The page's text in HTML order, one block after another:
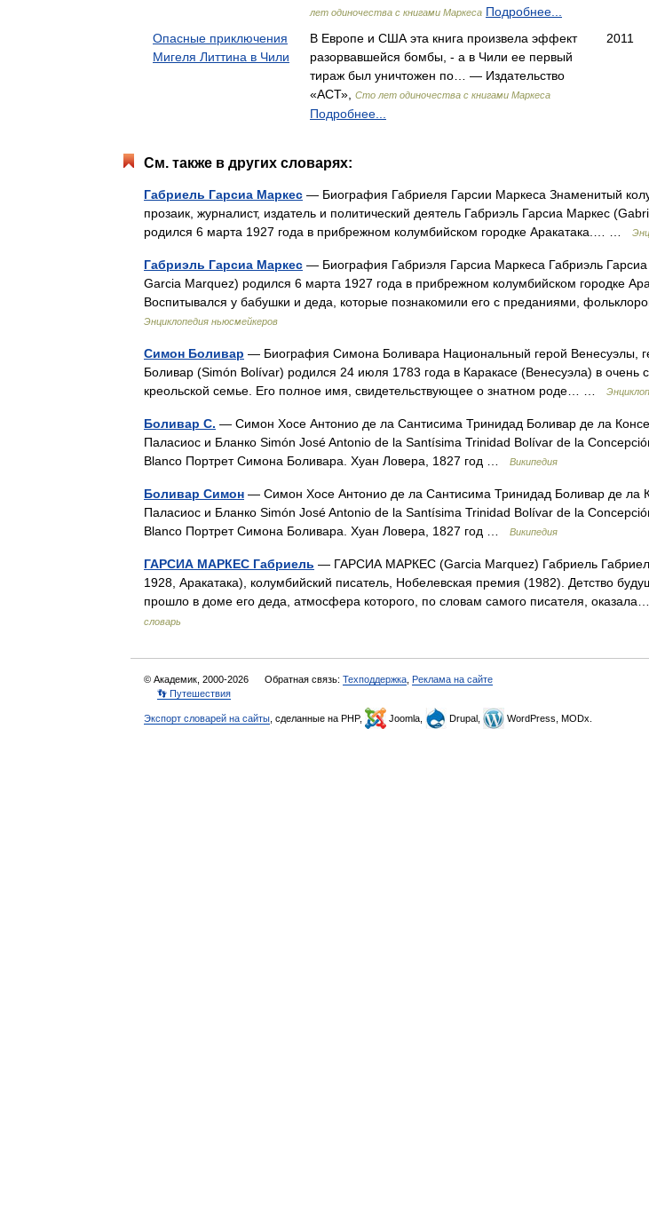
лет одиночества с книгами Маркеса Подробнее...
Опасные приключения
Мигеля Литтина в Чили
В Европе и США эта книга произвела эффект
разорвавшейся бомбы, - а в Чили ее первый
тираж был уничтожен по… — Издательство
«АСТ»,
Сто лет одиночества с книгами Маркеса
Подробнее...
2011
См. также в других словарях:
Габриель Гарсиа Маркес — Биография Габриеля Гарсии Маркеса Знаменитый
прозаик, журналист, издатель и политический деятель Габриэль Гарсиа Маркес
родился 6 марта 1927 года в прибрежном колумбийском городке Аракатака.… …
Габриэль Гарсиа Маркес — Биография Габриэля Гарсиа Маркеса Габриэль
Garcia Marquez) родился 6 марта 1927 года в прибрежном колумбийском городке
Воспитывался у бабушки и деда, которые познакомили его с преданиями,
Энциклопедия ньюсмейкеров
Симон Боливар — Биография Симона Боливара Национальный герой Венесуэлы,
Боливар (Simón Bolívar) родился 24 июля 1783 года в Каракасе (Венесуэла) в очень
креольской семье. Его полное имя, свидетельствующее о знатном роде… …
Боливар С. — Симон Хосе Антонио де ла Сантисима Тринидад Боливар де ла
Паласиос и Бланко Simón José Antonio de la Santísima Trinidad Bolívar de la
Blanco Портрет Симона Боливара. Хуан Ловера, 1827 год …
Википедия
Боливар Симон — Симон Хосе Антонио де ла Сантисима Тринидад Боливар де ла
Паласиос и Бланко Simón José Antonio de la Santísima Trinidad Bolívar de la
Blanco Портрет Симона Боливара. Хуан Ловера, 1827 год …
Википедия
ГАРСИА МАРКЕС Габриель — ГАРСИА МАРКЕС (Garcia Marquez) Габриель
1928, Аракатака), колумбийский писатель, Нобелевская премия (1982). Детство
прошло в доме его деда, атмосфера которого, по словам самого писателя,
словарь
© Академик, 2000-2026 Обратная связь: Техподдержка Реклама на сайте
👣 Путешествия
Экспорт словарей на сайты , сделанные на PHP, Joomla, Drupal, WordPress, MODx.